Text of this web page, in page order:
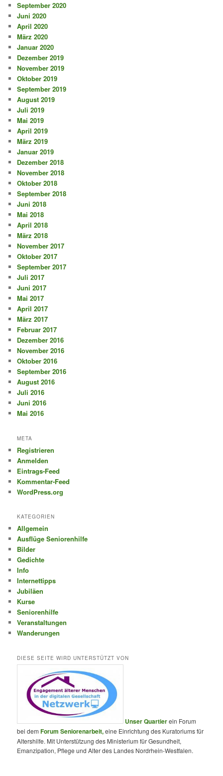
September 2020
Juni 2020
April 2020
März 2020
Januar 2020
Dezember 2019
November 2019
Oktober 2019
September 2019
August 2019
Juli 2019
Mai 2019
April 2019
März 2019
Januar 2019
Dezember 2018
November 2018
Oktober 2018
September 2018
Juni 2018
Mai 2018
April 2018
März 2018
November 2017
Oktober 2017
September 2017
Juli 2017
Juni 2017
Mai 2017
April 2017
März 2017
Februar 2017
Dezember 2016
November 2016
Oktober 2016
September 2016
August 2016
Juli 2016
Juni 2016
Mai 2016
META
Registrieren
Anmelden
Eintrags-Feed
Kommentar-Feed
WordPress.org
KATEGORIEN
Allgemein
Ausflüge Seniorenhilfe
Bilder
Gedichte
Info
Internettipps
Jubiläen
Kurse
Seniorenhilfe
Veranstaltungen
Wanderungen
DIESE SEITE WIRD UNTERSTÜTZT VON
Unser Quartierein Forum
bei demForum Seniorenarbeit,eine Einrichtung des Kuratoriums für
Altershilfe. Mit Unterstützung des Ministerium für Gesundheit,
Emanzipation, Pflege und Alter des Landes Nordrhein-Westfalen.